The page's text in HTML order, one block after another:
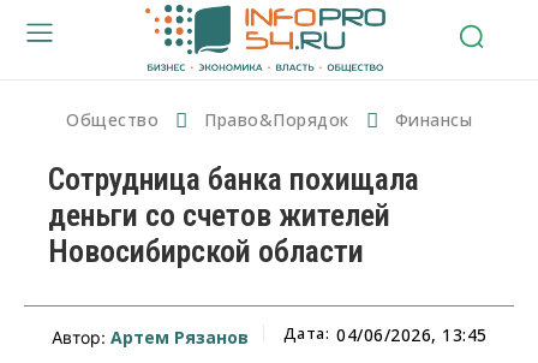
Общество Право&Порядок Финансы
Сотрудница банка похищала
деньги со счетов жителей
Новосибирской области
Автор: Артем Рязанов Дата: 04/06/2026, 13:45